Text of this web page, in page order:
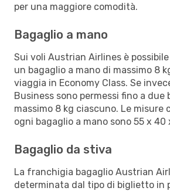
per una maggiore comodità.
Bagaglio a mano
Sui voli Austrian Airlines è
un bagaglio a mano di massimo 8
viaggia in Economy Class. Se
Business sono permessi fino a due
massimo 8 kg ciascuno. Le misure
ogni bagaglio a mano sono 55 x 40
Bagaglio da stiva
La franchigia bagaglio Austrian
determinata dal tipo di biglietto in